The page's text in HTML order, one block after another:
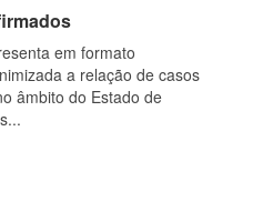
em formato
a relação de casos
âmbito do Estado de